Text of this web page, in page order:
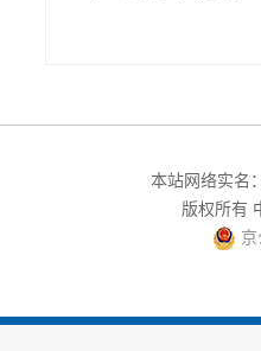
本站网络实名
版权所有
京